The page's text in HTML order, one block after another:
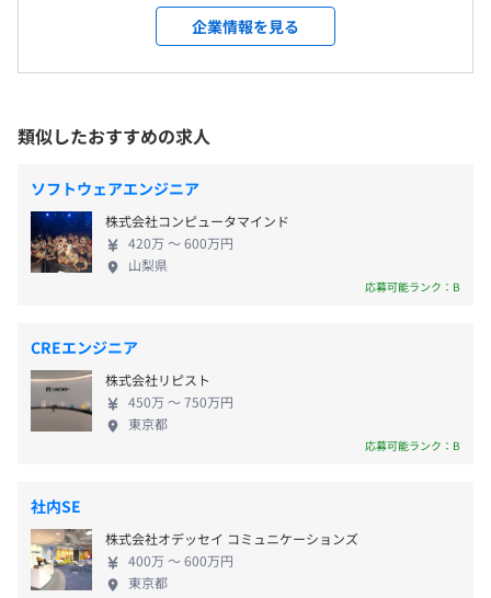
受動喫煙防止措置に関する事項
従業員に対する受動喫煙対策：あり
地下鉄大江戸線・日比谷線「六本木駅」より徒歩5分
【年間休日120日以上】
・完全週休2日制（土日）
・祝日
・年末年始休暇
・慶弔休暇
・通勤交通費（上限3万円／月）
・住宅手当（条件あり）
昇給査定：1回（11月）
社会保険完備（健康保険・厚生年金加入・雇用保険・労災
保険）
テレビ朝日協会けんぽ
に携われる環境です。 原則全員出社となるため、対
面コミュニケーションを取りながら、スムーズに仕
事を進めることができます。 まだ世の中にない革新
るエンジニアをお待ちしております！ 【事業内容】
◆ゲーム事業「ワンストップの強みを生かし、ユー
ザー体験の高みを目指す」 国内外に人気のIPを中心
とした、スマートフォン向けソーシャルゲームを企
画・開発・運営までトータルで手がけています。 常
時新しいゲームが投入される市場の中で海外での展
開も視野に入れ、世界中のゲームファンがプレイの
創りに取り組んでいます。 ◆Web3事業「時代は、
2.0から3.0へ」 これまでの理念や概念を覆すブロッ
クチェーン技術による分散型ネットワーク。 新しい
世界の幕開けに、真っ向勝負最先端の技術を取り入
れたエンタメを生み出すことに全力で取り組んでい
ない革新的なサービスやプロダクトを一緒につくる
仲間を募集中！ 「変化を恐れず」「柔軟に考え」
「常にチャレンジできる」方。 一緒に楽しいサービ
スを創造してみませんか？
企業情報を見る
類似したおすすめの求人
ソフトウェアエンジニア
株式会社コンピュータマインド
420万 〜 600万円
山梨県
応募可能ランク：B
CREエンジニア
株式会社リピスト
450万 〜 750万円
東京都
応募可能ランク：B
社内SE
株式会社オデッセイ コミュニケーションズ
400万 〜 600万円
東京都